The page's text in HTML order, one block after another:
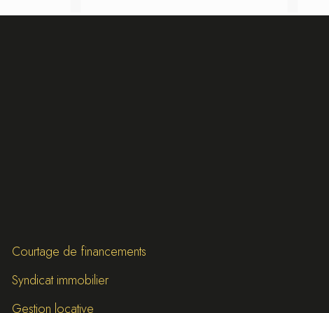
Courtage de financements
Syndicat immobilier
Gestion locative